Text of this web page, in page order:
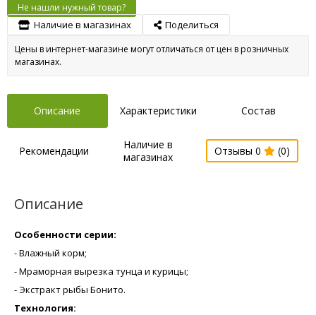
Не нашли нужный товар?
Наличие в магазинах Поделиться
Цены в интернет-магазине могут отличаться от цен в розничных
магазинах.
Описание Характеристики Состав
Рекомендации
Наличие в
магазинах
Отзывы 0 (0)
Описание
Особенности серии:
- Влажный корм;
- Мраморная вырезка тунца и курицы;
- Экстракт рыбы Бонито.
Технология: